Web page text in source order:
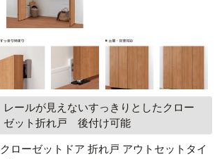
レールが見えないすっきりとしたクロー
ゼット折れ戸 後付け可能
クローゼットドア 折れ戸 アウトセットタイ